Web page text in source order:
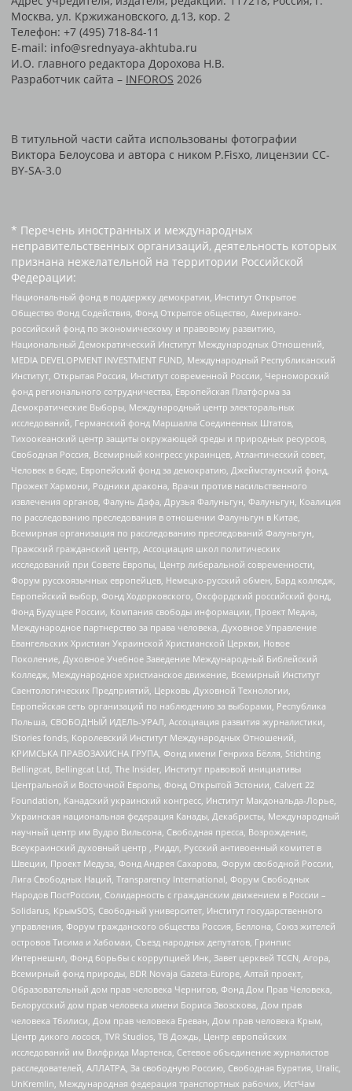
Москва, ул. Кржижановского, д.13, кор. 2
Телефон: +7 (495) 718-84-11
E-mail: info@srednyaya-akhtuba.ru
И.О. главного редактора Дорохова Н.В.
Разработчик сайта – INFOROS 2026
В титульной части сайта использованы фотографии
Виктора Белоусова и автора с ником P.Fisxo, лицензии CC-
BY-SA-3.0
* Перечень иностранных и международных
неправительственных организаций, деятельность которых
признана нежелательной на территории Российской
Федерации:
Национальный фонд в поддержку демократии, Институт Открытое
Общество Фонд Содействия, Фонд Открытое общество, Американо-
российский фонд по экономическому и правовому развитию,
Национальный Демократический Институт Международных Отношений,
MEDIA DEVELOPMENT INVESTMENT FUND, Международный Республиканский
Институт, Открытая Россия, Институт современной России, Черноморский
фонд регионального сотрудничества, Европейская Платформа за
Демократические Выборы, Международный центр электоральных
исследований, Германский фонд Маршалла Соединенных Штатов,
Тихоокеанский центр защиты окружающей среды и природных ресурсов,
Свободная Россия, Всемирный конгресс украинцев, Атлантический совет,
Человек в беде, Европейский фонд за демократию, Джеймстаунский фонд,
Прожект Хармони, Родники дракона, Врачи против насильственного
извлечения органов, Фалунь Дафа, Друзья Фалуньгун, Фалуньгун, Коалиция
по расследованию преследования в отношении Фалуньгун в Китае,
Всемирная организация по расследованию преследований Фалуньгун,
Пражский гражданский центр, Ассоциация школ политических
исследований при Совете Европы, Центр либеральной современности,
Форум русскоязычных европейцев, Немецко-русский обмен, Бард колледж,
Европейский выбор, Фонд Ходорковского, Оксфордский российский фонд,
Фонд Будущее России, Компания свободы информации, Проект Медиа,
Международное партнерство за права человека, Духовное Управление
Евангельских Христиан Украинской Христианской Церкви, Новое
Поколение, Духовное Учебное Заведение Международный Библейский
Колледж, Международное христианское движение, Всемирный Институт
Саентологических Предприятий, Церковь Духовной Технологии,
Европейская сеть организаций по наблюдению за выборами, Республика
Польша, СВОБОДНЫЙ ИДЕЛЬ-УРАЛ, Ассоциация развития журналистики,
IStories fonds, Королевский Институт Международных Отношений,
КРИМСЬКА ПРАВОЗАХИСНА ГРУПА, Фонд имени Генриха Бёлля, Stichting
Bellingcat, Bellingcat Ltd, The Insider, Институт правовой инициативы
Центральной и Восточной Европы, Фонд Открытой Эстонии, Calvert 22
Foundation, Канадский украинский конгресс, Институт Макдональда-Лорье,
Украинская национальная федерация Канады, Декабристы, Международный
научный центр им Вудро Вильсона, Свободная пресса, Возрождение,
Всеукраинский духовный центр , Риддл, Русский антивоенный комитет в
Швеции, Проект Медуза, Фонд Андрея Сахарова, Форум свободной России,
Лига Свободных Наций, Transparеncy International, Форум Свободных
Народов ПостРоссии, Солидарность с гражданским движением в России –
Solidarus, КрымSOS, Свободный университет, Институт государственного
управления, Форум гражданского общества Россия, Беллона, Союз жителей
островов Тисима и Хабомаи, Съезд народных депутатов, Гринпис
Интернешнл, Фонд борьбы с коррупцией Инк, Завет церквей TCCN, Агора,
Всемирный фонд природы, BDR Novaja Gazeta-Europe, Алтай проект,
Образовательный дом прав человека Чернигов, Фонд Дом Прав Человека,
Белорусский дом прав человека имени Бориса Звозскова, Дом прав
человека Тбилиси, Дом прав человека Ереван, Дом прав человека Крым,
Центр дикого лосося, TVR Studios, ТВ Дождь, Центр европейских
исследований им Вилфрида Мартенса, Сетевое объединение журналистов
расследователей, АЛЛАТРА, За свободную Россию, Свободная Бурятия, Uralic,
UnKremlin, Международная федерация транспортных рабочих, ИстЧам